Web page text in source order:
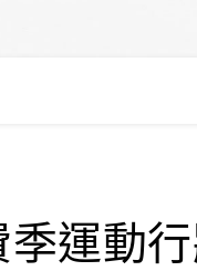
運動